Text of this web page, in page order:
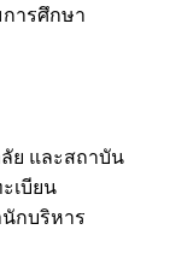
ารศึกษา
ย และสถาบัน
เบียน
นักบริหาร